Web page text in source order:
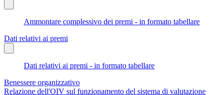
Ammontare complessivo dei premi - in formato tabellare
Dati relativi ai premi
Dati relativi ai premi - in formato tabellare
Benessere organizzativo
Relazione dell'OIV sul funzionamento del sistema di valutazione